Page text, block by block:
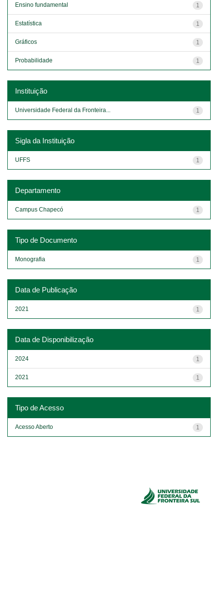
1
Ensino fundamental
1
Estatística
1
Gráficos
1
Probabilidade
Instituição
1
Universidade Federal da Fronteira...
Sigla da Instituição
1
UFFS
Departamento
1
Campus Chapecó
Tipo de Documento
1
Monografia
Data de Publicação
1
2021
Data de Disponibilização
1
2024
1
2021
Tipo de Acesso
1
Acesso Aberto